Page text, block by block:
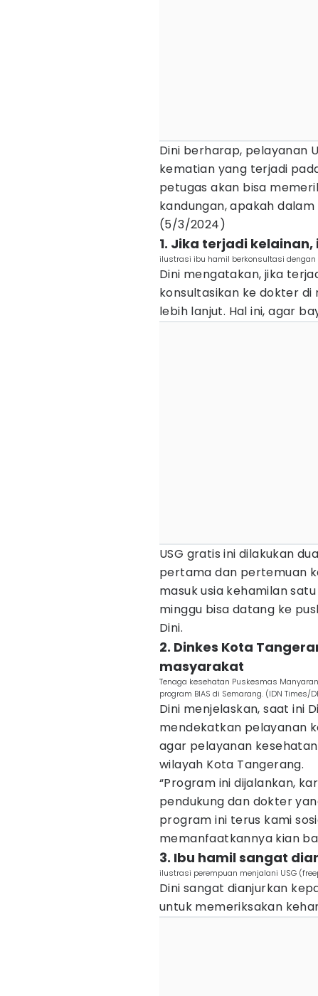
Dini berharap, pelayanan
kematian yang terjadi
petugas akan bisa
kandungan, apakah dalam
(5/3/2024)
1. Jika terjadi
ilustrasi ibu hamil berkonsultasi dengan
Dini mengatakan, jika
konsultasikan ke dokter
lebih lanjut. Hal ini, agar
USG gratis ini dilakukan
pertama dan pertemuan
masuk usia kehamilan
minggu bisa datang ke
Dini.
2. Dinkes Kota
masyarakat
Tenaga kesehatan Puskesmas
program BIAS di Semarang. (IDN Times/
Dini menjelaskan, saat ini
mendekatkan pelayanan
agar pelayanan
wilayah Kota Tangerang.
“Program ini dijalankan,
pendukung dan dokter
program ini terus kami
memanfaatkannya kian
3. Ibu hamil sangat
ilustrasi perempuan menjalani USG
Dini sangat dianjurkan
untuk memeriksakan